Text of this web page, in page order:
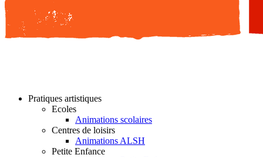
Pratiques artistiques
Ecoles
Animations scolaires
Centres de loisirs
Animations ALSH
Petite Enfance